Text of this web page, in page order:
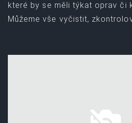
které by se měli týkat oprav či
Můžeme vše vyčistit,